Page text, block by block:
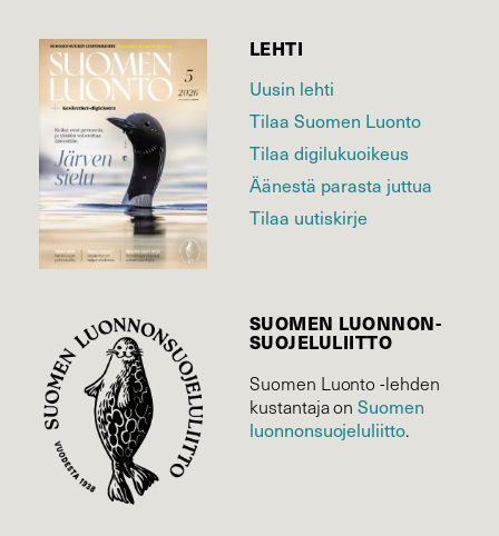
LEHTI
Uusin lehti
Tilaa Suomen Luonto
Tilaa digilukuoikeus
Äänestä parasta juttua
Tilaa uutiskirje
SUOMEN LUONNON­
SUOJELU­LIITTO
Suomen Luonto -lehden
kustantaja onSuomen
luonnonsuojelu­liitto.